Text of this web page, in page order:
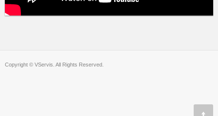
Copyright © VServis. All Rights Reserved.